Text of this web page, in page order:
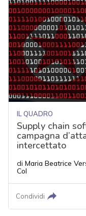
IL QUADRO
Supply chain
campagna
intercettato
di Maria Beatrice
Col
Condividi